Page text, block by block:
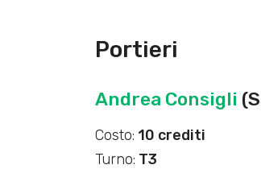
Portieri
Andrea Consigli
Costo: 10 crediti
Turno: T3